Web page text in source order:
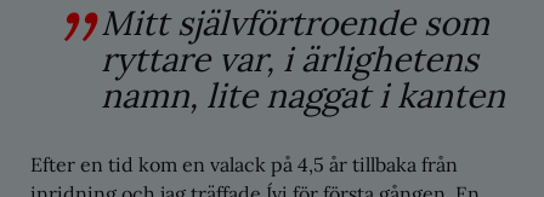
Mitt självförtroende som
ryttare var, i ärlighetens
namn, lite naggat i kanten
Efter en tid kom en valack på 4,5 år tillbaka från